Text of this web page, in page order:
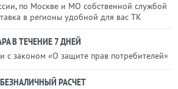
по Москве и МО собственной службой
в регионы удобной для вас ТК
В ТЕЧЕНИЕ 7 ДНЕЙ
с законом «О защите прав потребителей»
РАСЧЕТ